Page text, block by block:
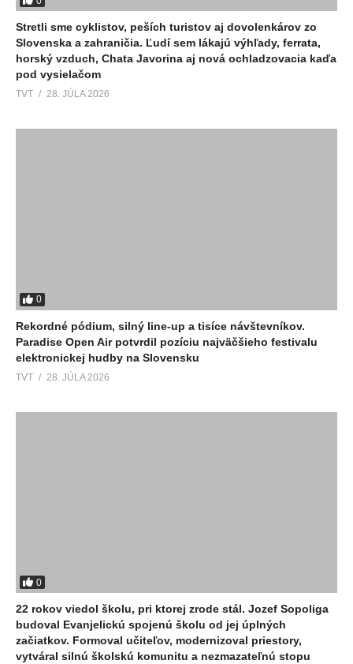
Stretli sme cyklistov, peších turistov aj dovolenkárov zo
Slovenska a zahraničia. Ľudí sem lákajú výhľady, ferrata,
horský vzduch, Chata Javorina aj nová ochladzovacia kaďa
pod vysielačom
TVT 28. JÚLA 2026
0
Rekordné pódium, silný line-up a tisíce návštevníkov.
Paradise Open Air potvrdil pozíciu najväčšieho festivalu
elektronickej hudby na Slovensku
TVT 28. JÚLA 2026
0
22 rokov viedol školu, pri ktorej zrode stál. Jozef Sopoliga
budoval Evanjelickú spojenú školu od jej úplných
začiatkov. Formoval učiteľov, modernizoval priestory,
vytváral silnú školskú komunitu a nezmazateľnú stopu